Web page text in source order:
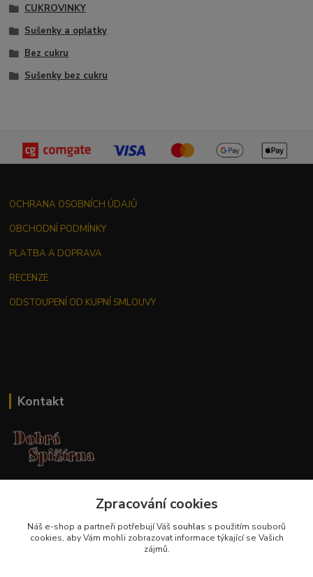
CUKROVINKY
Sušenky a oplatky
Bez cukru
Sušenky bez cukru
OCHRANA OSOBNÍCH ÚDAJŮ
OBCHODNÍ PODMÍNKY
PLATBA A DOPRAVA
RECENZE
ODSTOUPENÍ OD KUPNÍ SMLOUVY
Kontakt
+420 737 551 994
obchod@dobraspizirna.cz
Zpracování cookies
Náš e-shop a partneři potřebují Váš souhlas s použitím souborů
cookies, aby Vám mohli zobrazovat informace týkající se Vašich
zájmů.